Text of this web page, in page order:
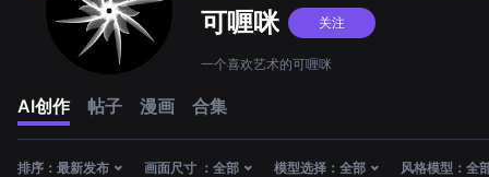
可喱咪 关注
一个喜欢艺术的可喱咪
AI创作 帖子 漫画 合集
排序： 最新发布 画面尺寸 ： 全部 模型选择： 全部 风格模型： 全